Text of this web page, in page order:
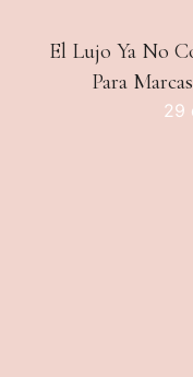
El Lujo Ya No
Para
29